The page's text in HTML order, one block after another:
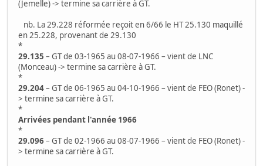
(Jemelle) -> termine sa carrière à GT.
nb. La 29.228 réformée reçoit en 6/66 le HT 25.130 maquillé
en 25.228, provenant de 29.130
*
29.135 – GT de 03-1965 au 08-07-1966 – vient de LNC
(Monceau) -> termine sa carrière à GT.
*
29.204– GT de 06-1965 au 04-10-1966 – vient de FEO (Ronet) -
> termine sa carrière à GT.
*
Arrivées pendant l'année 1966
*
29.096– GT de 02-1966 au 08-07-1966 – vient de FEO (Ronet) -
> termine sa carrière à GT.